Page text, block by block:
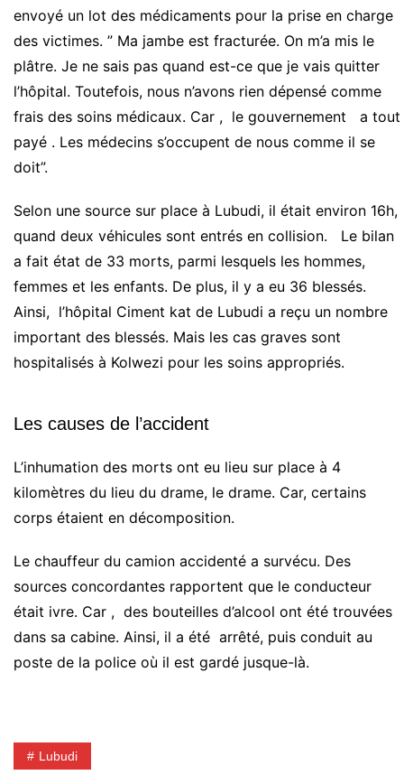
envoyé un lot des médicaments pour la prise en charge
des victimes. ” Ma jambe est fracturée. On m’a mis le
plâtre. Je ne sais pas quand est-ce que je vais quitter
l’hôpital. Toutefois, nous n’avons rien dépensé comme
frais des soins médicaux. Car , le gouvernement a tout
payé . Les médecins s’occupent de nous comme il se
doit”.
Selon une source sur place à Lubudi, il était environ 16h,
quand deux véhicules sont entrés en collision. Le bilan
a fait état de 33 morts, parmi lesquels les hommes,
femmes et les enfants. De plus, il y a eu 36 blessés.
Ainsi, l’hôpital Ciment kat de Lubudi a reçu un nombre
important des blessés. Mais les cas graves sont
hospitalisés à Kolwezi pour les soins appropriés.
Les causes de l’accident
L’inhumation des morts ont eu lieu sur place à 4
kilomètres du lieu du drame, le drame. Car, certains
corps étaient en décomposition.
Le chauffeur du camion accidenté a survécu. Des
sources concordantes rapportent que le conducteur
était ivre. Car , des bouteilles d’alcool ont été trouvées
dans sa cabine. Ainsi, il a été arrêté, puis conduit au
poste de la police où il est gardé jusque-là.
Lubudi